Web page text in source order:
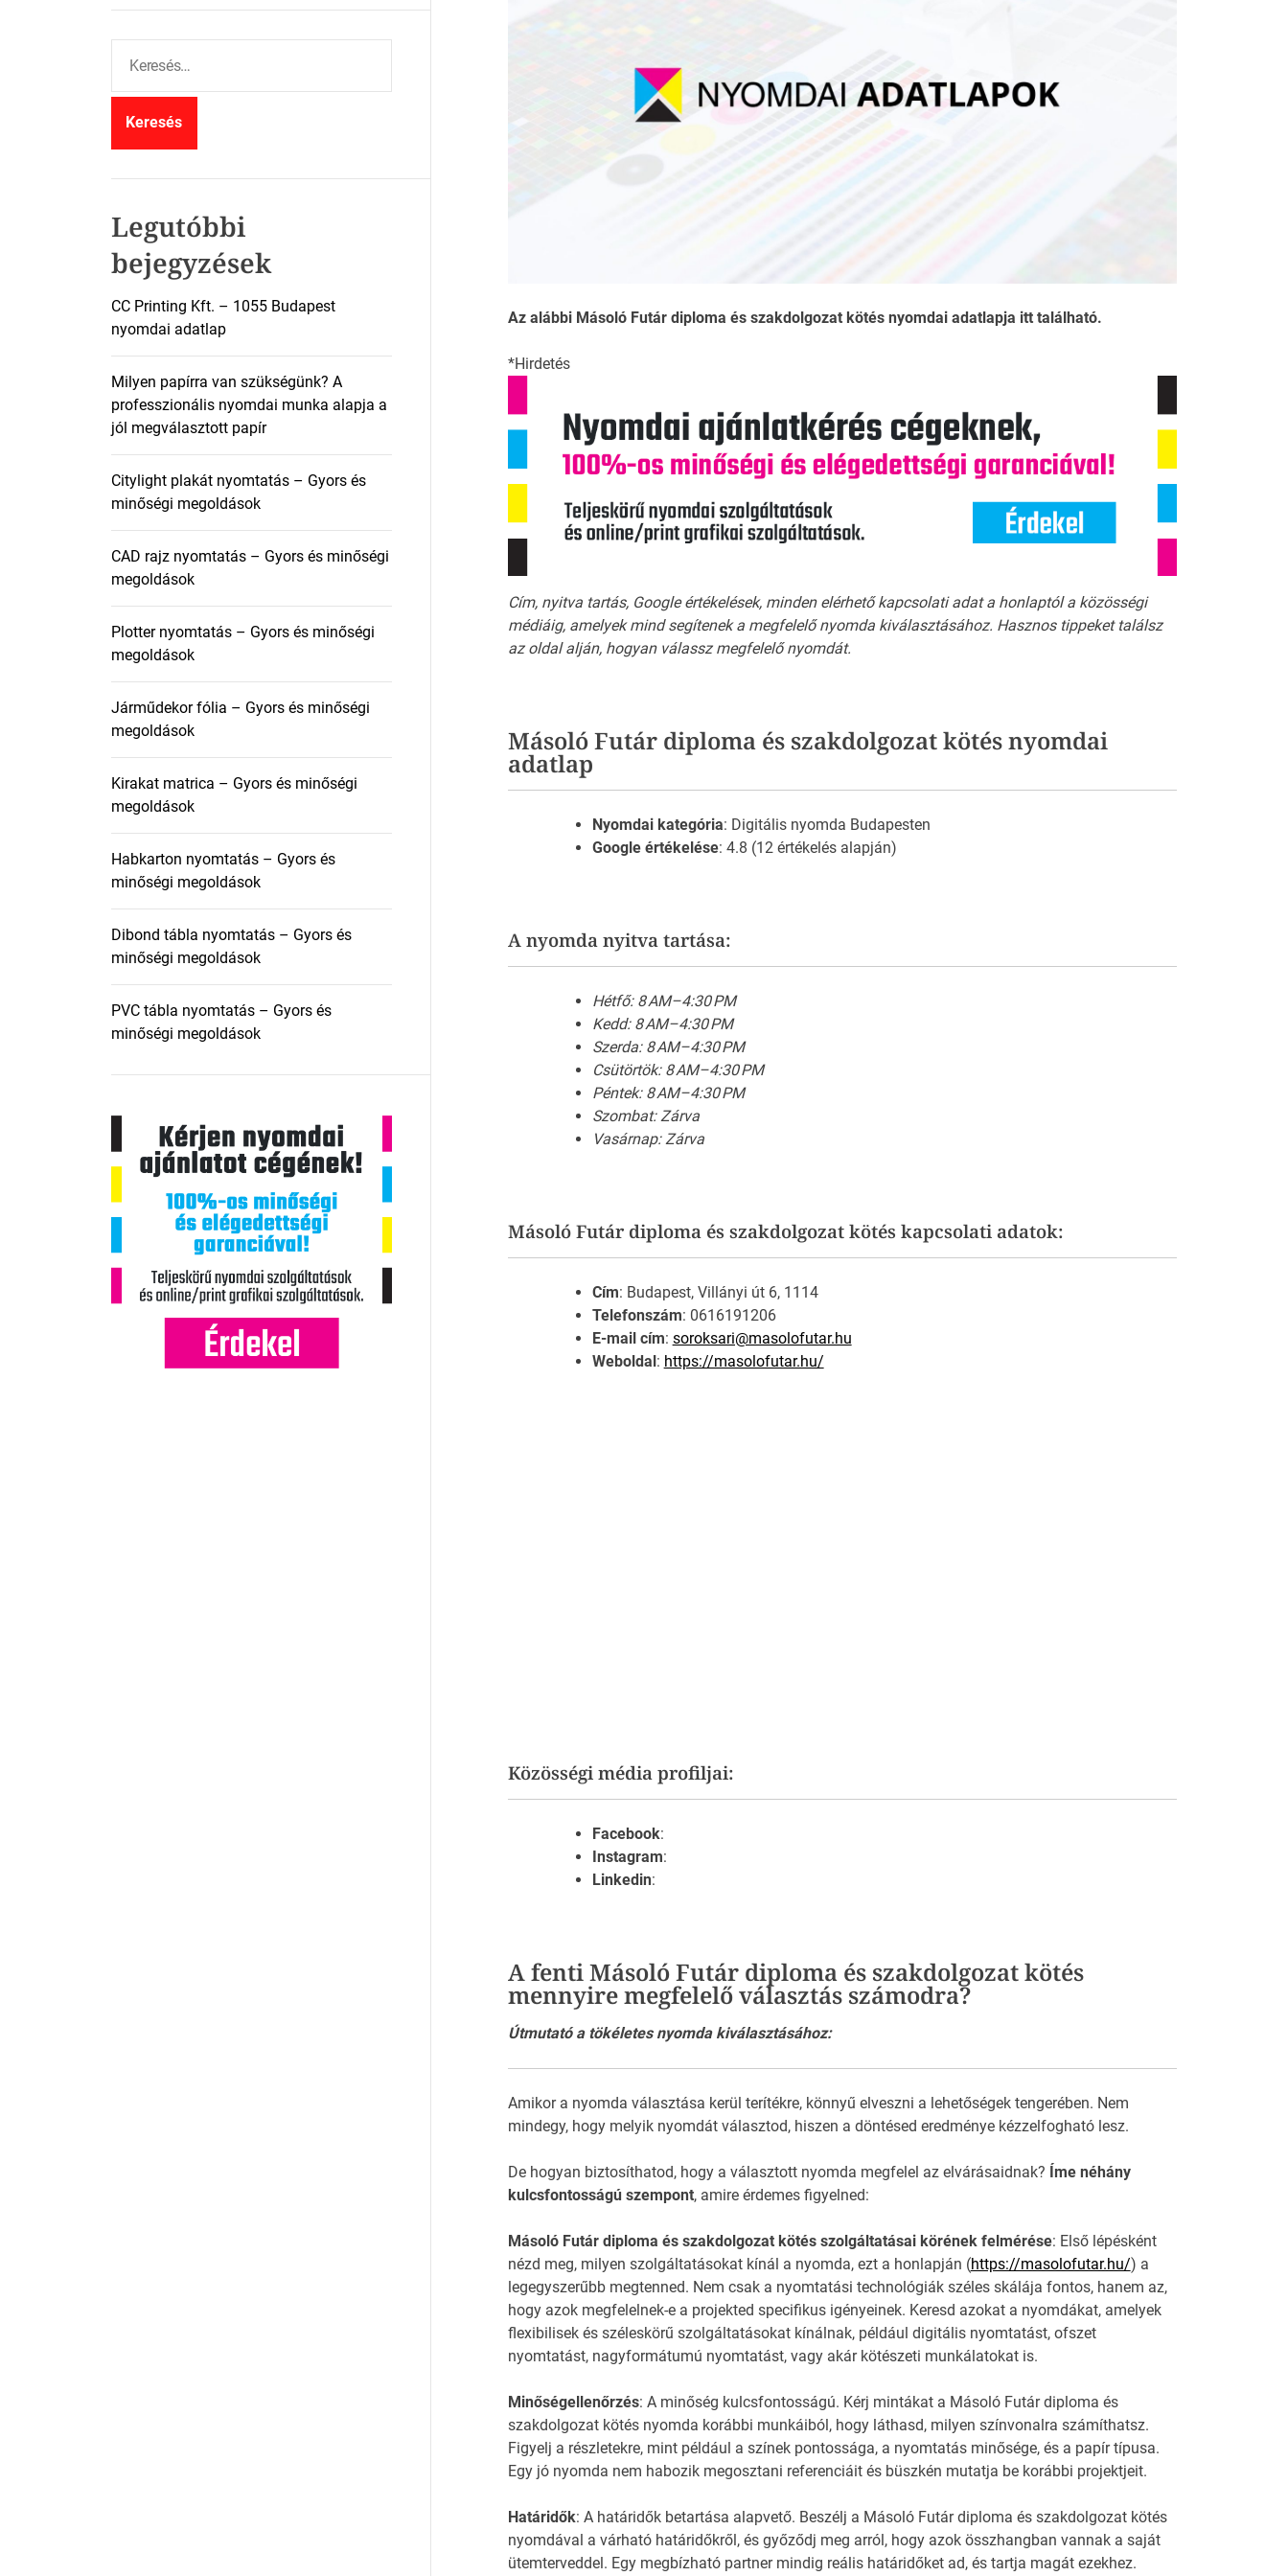
Az alábbi Másoló Futár diploma és szakdolgozat kötés nyomdai adatlapja itt található.
*Hirdetés
Cím, nyitva tartás, Google értékelések, minden elérhető kapcsolati adat a honlaptól a közösségi
médiáig, amelyek mind segítenek a megfelelő nyomda kiválasztásához. Hasznos tippeket találsz
az oldal alján, hogyan válassz megfelelő nyomdát.
Másoló Futár diploma és szakdolgozat kötés nyomdai
adatlap
Nyomdai kategória: Digitális nyomda Budapesten
Google értékelése: 4.8 (12 értékelés alapján)
A nyomda nyitva tartása:
Hétfő: 8 AM–4:30 PM
Kedd: 8 AM–4:30 PM
Szerda: 8 AM–4:30 PM
Csütörtök: 8 AM–4:30 PM
Péntek: 8 AM–4:30 PM
Szombat: Zárva
Vasárnap: Zárva
Másoló Futár diploma és szakdolgozat kötés kapcsolati adatok:
Cím: Budapest, Villányi út 6, 1114
Telefonszám: 0616191206
E-mail cím: soroksari@masolofutar.hu
Weboldal: https://masolofutar.hu/
Közösségi média profiljai:
Facebook:
Instagram:
Linkedin:
A fenti Másoló Futár diploma és szakdolgozat kötés
mennyire megfelelő választás számodra?
Útmutató a tökéletes nyomda kiválasztásához:
Amikor a nyomda választása kerül terítékre, könnyű elveszni a lehetőségek tengerében. Nem
mindegy, hogy melyik nyomdát választod, hiszen a döntésed eredménye kézzelfogható lesz.
De hogyan biztosíthatod, hogy a választott nyomda megfelel az elvárásaidnak? Íme néhány
kulcsfontosságú szempont, amire érdemes figyelned:
Másoló Futár diploma és szakdolgozat kötés szolgáltatásai körének felmérése: Első lépésként
nézd meg, milyen szolgáltatásokat kínál a nyomda, ezt a honlapján (https://masolofutar.hu/) a
legegyszerűbb megtenned. Nem csak a nyomtatási technológiák széles skálája fontos, hanem az,
hogy azok megfelelnek-e a projekted specifikus igényeinek. Keresd azokat a nyomdákat, amelyek
flexibilisek és széleskörű szolgáltatásokat kínálnak, például digitális nyomtatást, ofszet
nyomtatást, nagyformátumú nyomtatást, vagy akár kötészeti munkálatokat is.
Minőségellenőrzés: A minőség kulcsfontosságú. Kérj mintákat a Másoló Futár diploma és
szakdolgozat kötés nyomda korábbi munkáiból, hogy láthasd, milyen színvonalra számíthatsz.
Figyelj a részletekre, mint például a színek pontossága, a nyomtatás minősége, és a papír típusa.
Egy jó nyomda nem habozik megosztani referenciáit és büszkén mutatja be korábbi projektjeit.
Határidők: A határidők betartása alapvető. Beszélj a Másoló Futár diploma és szakdolgozat kötés
nyomdával a várható határidőkről, és győződj meg arról, hogy azok összhangban vannak a saját
ütemterveddel. Egy megbízható partner mindig reális határidőket ad, és tartja magát ezekhez.
r
Legutóbbi
bejegyzések
CC Printing Kft. – 1055 Budapest
nyomdai adatlap
Milyen papírra van szükségünk? A
professzionális nyomdai munka alapja a
jól megválasztott papír
Citylight plakát nyomtatás – Gyors és
minőségi megoldások
CAD rajz nyomtatás – Gyors és minőségi
megoldások
Plotter nyomtatás – Gyors és minőségi
megoldások
Járműdekor fólia – Gyors és minőségi
megoldások
Kirakat matrica – Gyors és minőségi
megoldások
Habkarton nyomtatás – Gyors és
minőségi megoldások
Dibond tábla nyomtatás – Gyors és
minőségi megoldások
PVC tábla nyomtatás – Gyors és
minőségi megoldások